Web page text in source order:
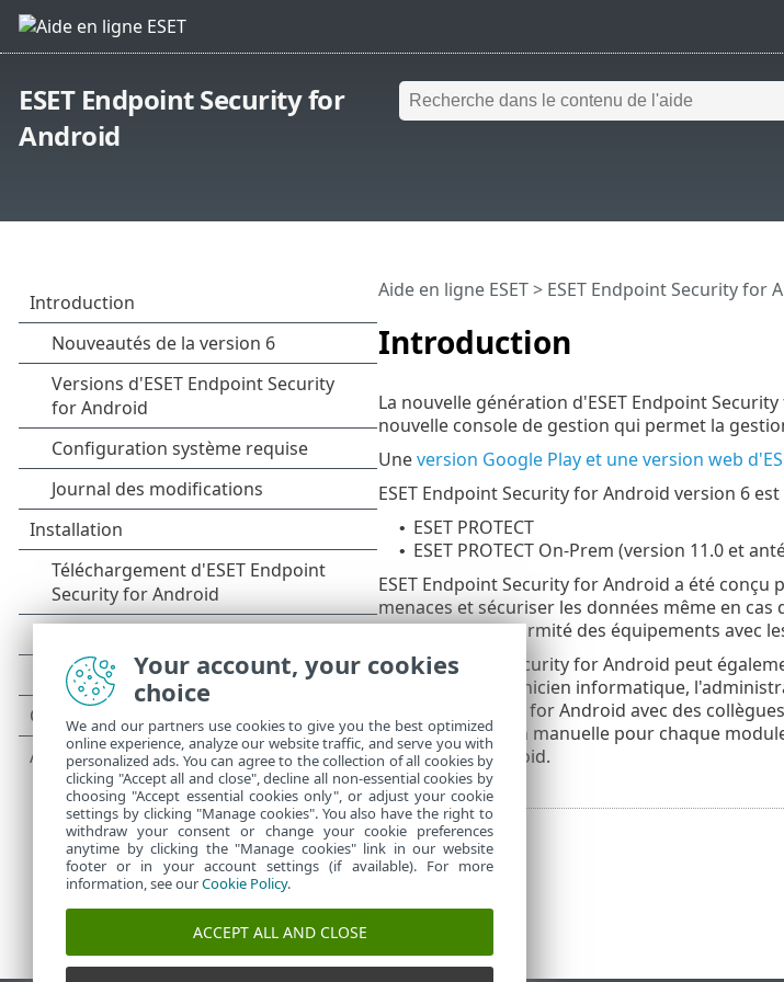
ESET Endpoint Security for
Android
Introduction
Aide en ligne ESET> ESET Endpoint Security for
La nouvelle génération d'ESET Endpoint
nouvelle console de gestion qui permet la
Uneversion Google Play et une version web
ESET Endpoint Security for Android version 6
• ESET PROTECT
• ESET PROTECT On-Prem (version 11.0 et
ESET Endpoint Security for Android a été
menaces et sécuriser les données même en
d'assurer la conformité des équipements avec
ESET Endpoint Security for Android peut
PROTECT. Le technicien informatique,
Endpoint Security for Android avec des
une configuration manuelle pour chaque
Security for Android‎.
Your account, your cookies
choice
We and our partners use cookies to give you the best optimized
online experience, analyze our website traffic, and serve you with
personalized ads. You can agree to the collection of all cookies by
clicking "Accept all and close", decline all non-essential cookies by
choosing "Accept essential cookies only", or adjust your cookie
settings by clicking "Manage cookies". You also have the right to
withdraw your consent or change your cookie preferences
anytime by clicking the "Manage cookies" link in our website
footer or in your account settings (if available). For more
information, see ourCookie Policy.
ACCEPT ALL AND CLOSE